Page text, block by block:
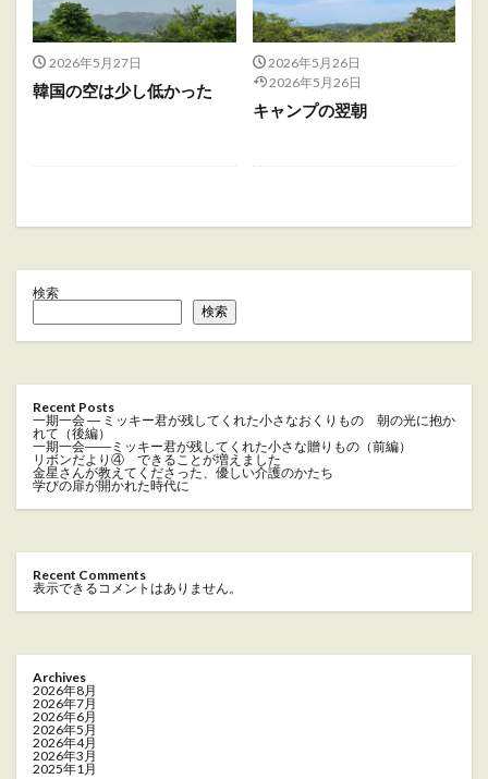
2026年5月27日
韓国の空は少し低かった
2026年5月26日
2026年5月26日
キャンプの翌朝
検索
検索
Recent Posts
一期一会 ― ミッキー君が残してくれた小さなおくりもの 朝の光に抱か
れて（後編）
一期一会――ミッキー君が残してくれた小さな贈りもの（前編）
リボンだより④ できることが増えました
金星さんが教えてくださった、優しい介護のかたち
学びの扉が開かれた時代に
Recent Comments
表示できるコメントはありません。
Archives
2026年8月
2026年7月
2026年6月
2026年5月
2026年4月
2026年3月
2025年1月